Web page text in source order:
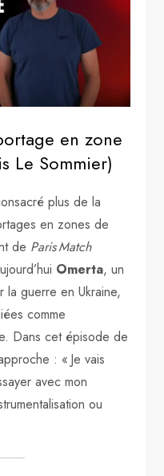
en zone
Le Sommier)
plus de la
en zones de
de Paris Match
Omerta, un
la guerre en Ukraine,
comme
Dans cet épisode de
: « Je vais
avec mon
ou